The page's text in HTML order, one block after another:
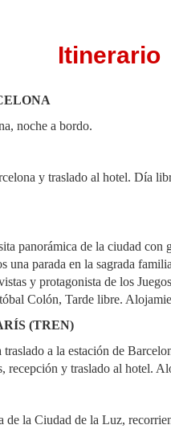
Itinerario
noche a bordo.
y traslado al hotel. Día
panorámica de la ciudad con
una parada en la sagrada
y protagonista de los
Colón, Tarde libre.
(TREN)
a la estación de
recepción y traslado al hotel.
de la Ciudad de la Luz,